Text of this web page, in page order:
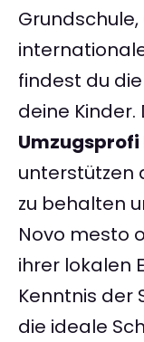
findest du
deine
Umzugsprofi
unterstützen
zu behalten
Novo mesto
ihrer lokalen
Kenntnis der
die ideale